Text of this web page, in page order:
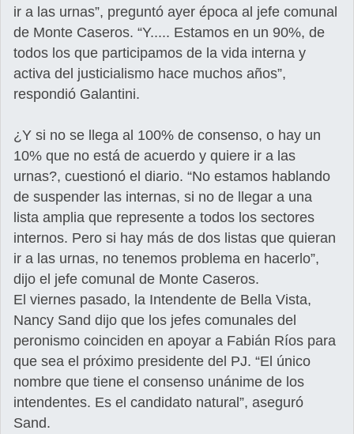
ir a las urnas”, preguntó ayer época al jefe comunal
de Monte Caseros. “Y..... Estamos en un 90%, de
todos los que participamos de la vida interna y
activa del justicialismo hace muchos años”,
respondió Galantini.
¿Y si no se llega al 100% de consenso, o hay un
10% que no está de acuerdo y quiere ir a las
urnas?, cuestionó el diario. “No estamos hablando
de suspender las internas, si no de llegar a una
lista amplia que represente a todos los sectores
internos. Pero si hay más de dos listas que quieran
ir a las urnas, no tenemos problema en hacerlo”,
dijo el jefe comunal de Monte Caseros.
El viernes pasado, la Intendente de Bella Vista,
Nancy Sand dijo que los jefes comunales del
peronismo coinciden en apoyar a Fabián Ríos para
que sea el próximo presidente del PJ. “El único
nombre que tiene el consenso unánime de los
intendentes. Es el candidato natural”, aseguró
Sand.